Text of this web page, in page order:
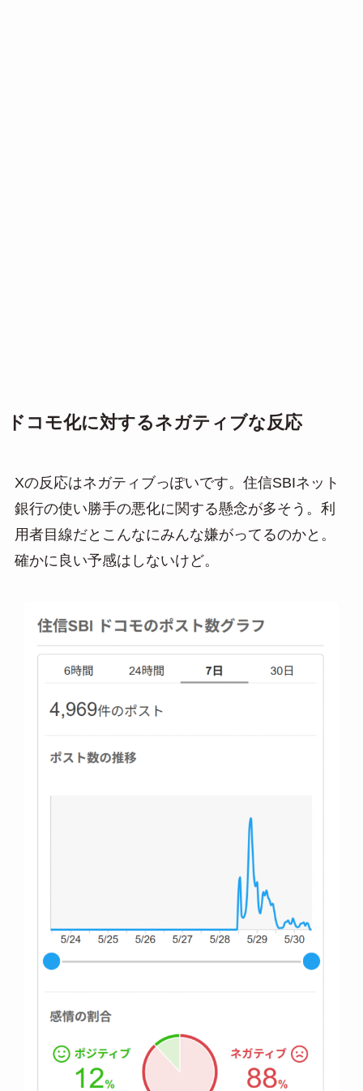
ドコモ化に対するネガティブな反応
Xの反応はネガティブっぽいです。住信SBIネット
銀行の使い勝手の悪化に関する懸念が多そう。利
用者目線だとこんなにみんな嫌がってるのかと。
確かに良い予感はしないけど。